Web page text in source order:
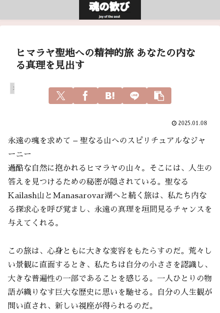
ヒマラヤ聖地への精神的旅 あなたの内な
る真理を見出す
スピリチュアル
2025.01.08
永遠の魂を求めて – 聖なる山へのスピリチュアルなジャ
ーニー
過酷な自然に抱かれるヒマラヤの山々。そこには、人生の
答えを見つけるための秘密が隠されている。聖なる
Kailash山とManasarovar湖へと続く旅は、私たち内な
る探求心を呼び覚まし、永遠の真理を垣間見るチャンスを
与えてくれる。
この旅は、心身ともに大きな変容をもたらすのだ。荒々し
い景観に直面するとき、私たちは自分の小ささを認識し、
大きな普遍性の一部であることを感じる。一人ひとりの物
語が織りなす巨大な歴史に思いを馳せる。自分の人生観が
問い直され、新しい視座が得られるのだ。